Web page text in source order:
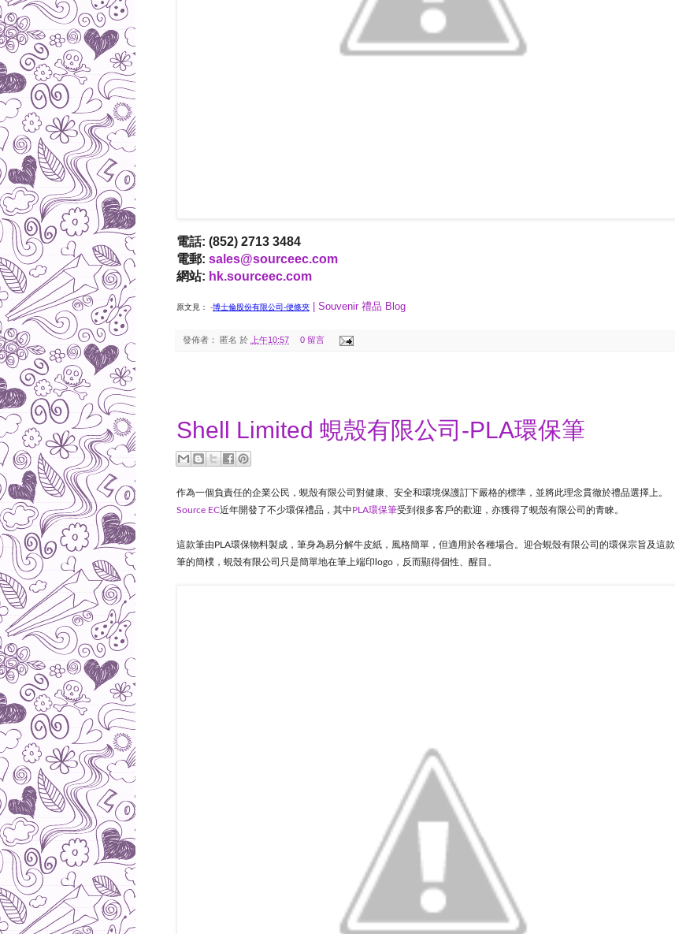
電話: (852) 2713 3484
電郵: sales@sourceec.com
網站: hk.sourceec.com
原文見： -博士倫股份有限公司-便條夾 | Souvenir 禮品 Blog
發佈者： 匿名 於 上午10:57 0 留言
Shell Limited 蜆殼有限公司-PLA環保筆
作為一個負責任的企業公民，蜆殼有限公司對健康、安全和環境保護訂下嚴格的標準，並將此理念貫徹於禮品選擇上。
Source EC近年開發了不少環保禮品，其中PLA環保筆受到很多客戶的歡迎，亦獲得了蜆殼有限公司的青睞。
這款筆由PLA環保物料製成，筆身為易分解牛皮紙，風格簡單，但適用於各種場合。迎合蜆殼有限公司的環保宗旨及這款
筆的簡樸，蜆殼有限公司只是簡單地在筆上端印logo，反而顯得個性、醒目。